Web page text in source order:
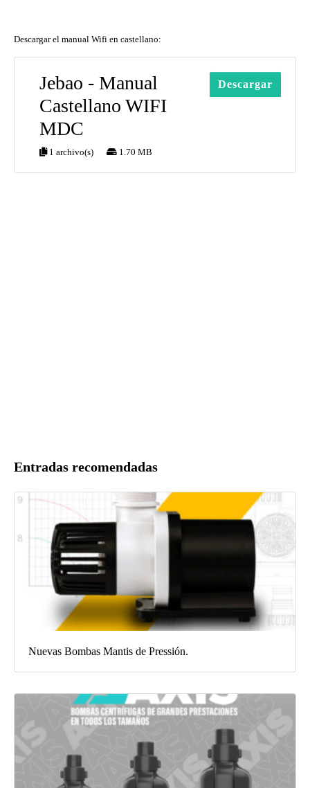
Descargar el manual Wifi en castellano:
Jebao - Manual
Castellano WIFI
MDC
1 archivo(s) 1.70 MB
Descargar
Entradas recomendadas
Nuevas Bombas Mantis de Pressión.